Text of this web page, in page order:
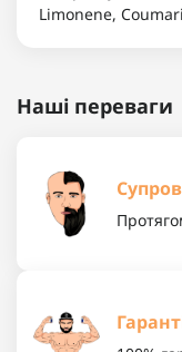
Limonene,
Наші переваги